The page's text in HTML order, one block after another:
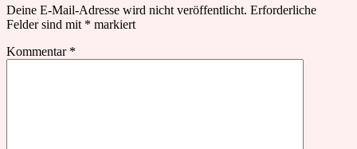
Deine E-Mail-Adresse wird nicht veröffentlicht. Erforderliche
Felder sind mit * markiert
Kommentar *